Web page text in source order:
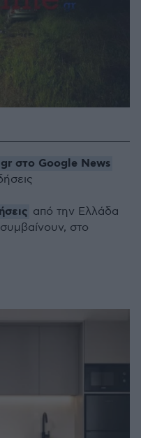
στο Google News
από την Ελλάδα
στο